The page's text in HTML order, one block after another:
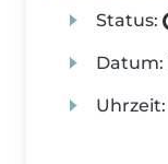
Status:
Datum:
Uhrzeit: